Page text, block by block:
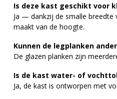
Is deze kast geschikt voor
Ja — dankzij de smalle
maakt van de hoogte.
Kunnen de legplanken
De glazen planken zijn
Is de kast water- of
Ja, de kast is ontworpen met